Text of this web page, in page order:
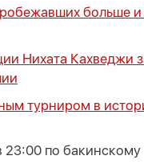
больше и
Нихата Кахведжи
турниром в
по бакинскому